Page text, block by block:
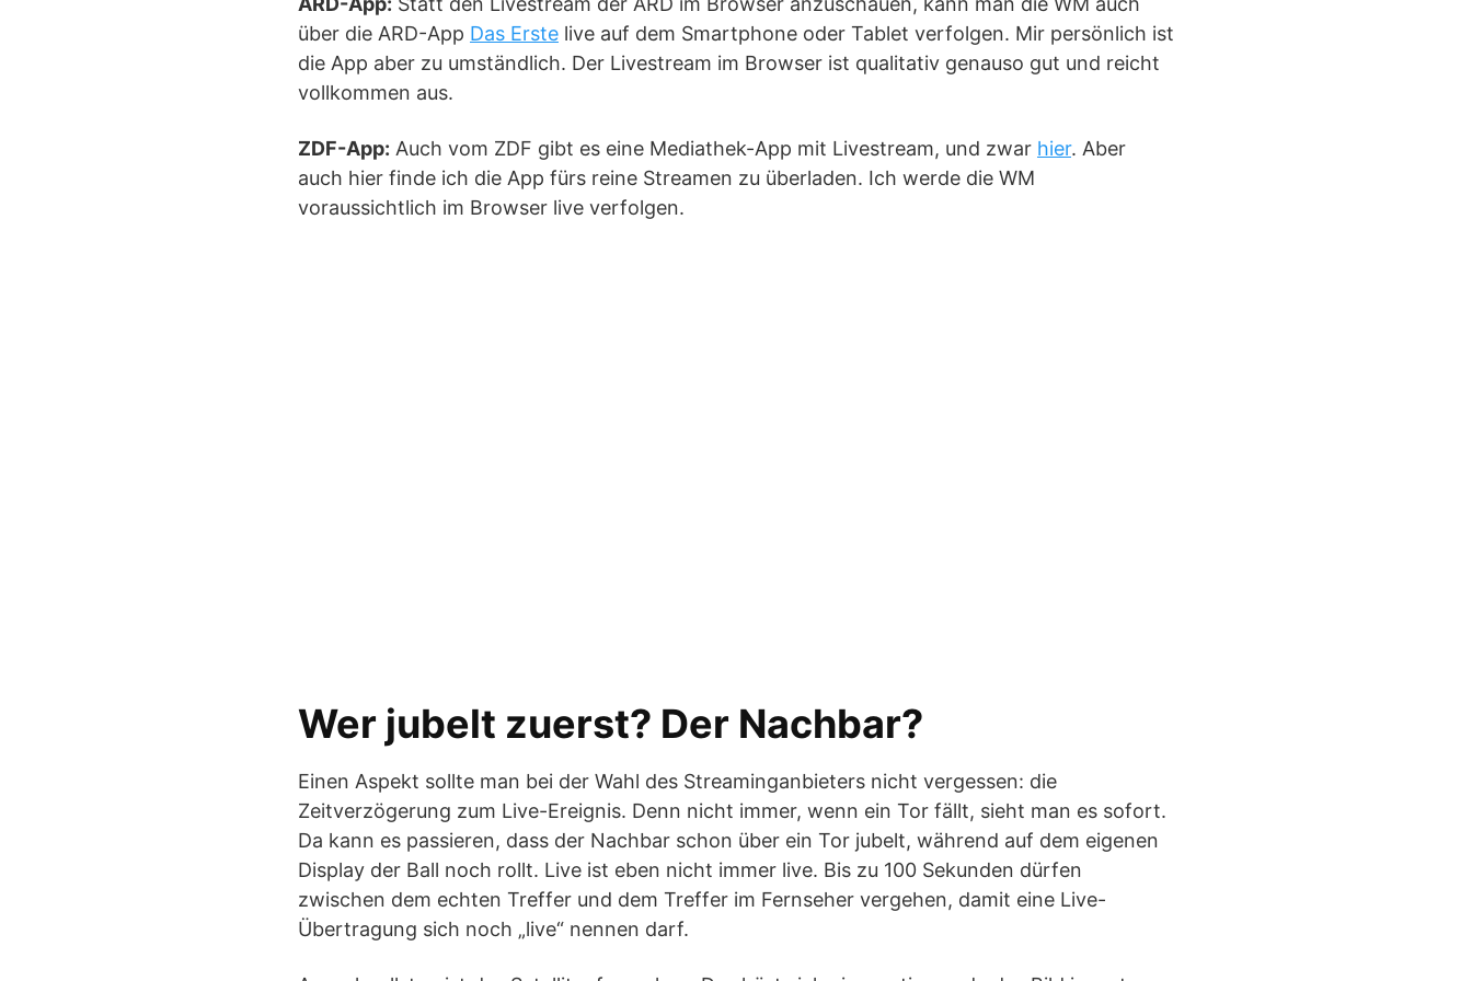
über die ARD-App Das Erste live auf dem Smartphone oder Tablet verfolgen. Mir persönlich ist
die App aber zu umständlich. Der Livestream im Browser ist qualitativ genauso gut und reicht
vollkommen aus.
ZDF-App: Auch vom ZDF gibt es eine Mediathek-App mit Livestream, und zwar hier. Aber
auch hier finde ich die App fürs reine Streamen zu überladen. Ich werde die WM
voraussichtlich im Browser live verfolgen.
Wer jubelt zuerst? Der Nachbar?
Einen Aspekt sollte man bei der Wahl des Streaminganbieters nicht vergessen: die
Zeitverzögerung zum Live-Ereignis. Denn nicht immer, wenn ein Tor fällt, sieht man es sofort.
Da kann es passieren, dass der Nachbar schon über ein Tor jubelt, während auf dem eigenen
Display der Ball noch rollt. Live ist eben nicht immer live. Bis zu 100 Sekunden dürfen
zwischen dem echten Treffer und dem Treffer im Fernseher vergehen, damit eine Live-
Übertragung sich noch „live“ nennen darf.